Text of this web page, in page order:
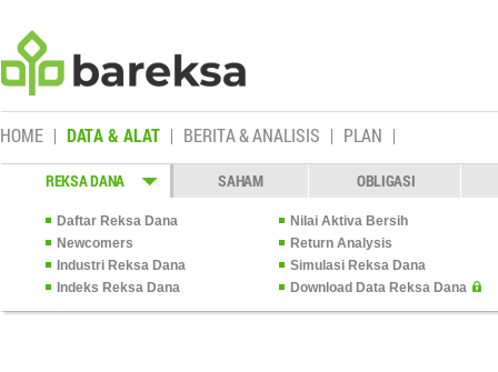
HOME DATA & ALAT BERITA & ANALISIS PLAN
REKSA DANA SAHAM OBLIGASI
Daftar Reksa Dana
Nilai Aktiva Bersih
Newcomers
Return Analysis
Industri Reksa Dana
Simulasi Reksa Dana
Indeks Reksa Dana
Download Data Reksa Dana